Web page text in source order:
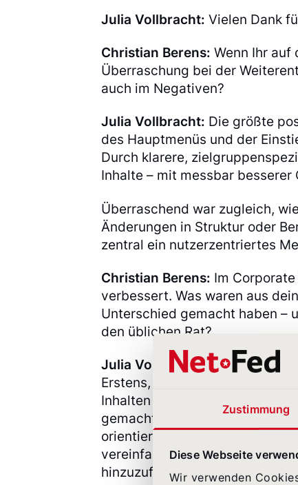
Zustimmung
Diese Webseite
Wir verwenden
Julia Vollbracht: Vielen Dank
Christian Berens: Wenn Ihr auf
Überraschung bei der
auch im Negativen?
Julia Vollbracht: Die größte
des Hauptmenüs und der
Durch klarere,
Inhalte – mit messbar besserer
Überraschend war zugleich,
Änderungen in Struktur oder
zentral ein nutzerzentriertes
Christian Berens: Im
verbessert. Was waren aus
Unterschied gemacht haben –
den üblichen Rat?
Julia Vollbracht:Der Sprung
Erstens, Barrierefreiheit haben
Inhalten und Design verankert.
gemacht und uns dabei eng an
orientiert. Ein bisschen gegen
vereinfacht und entschlackt
hinzuzufügen.